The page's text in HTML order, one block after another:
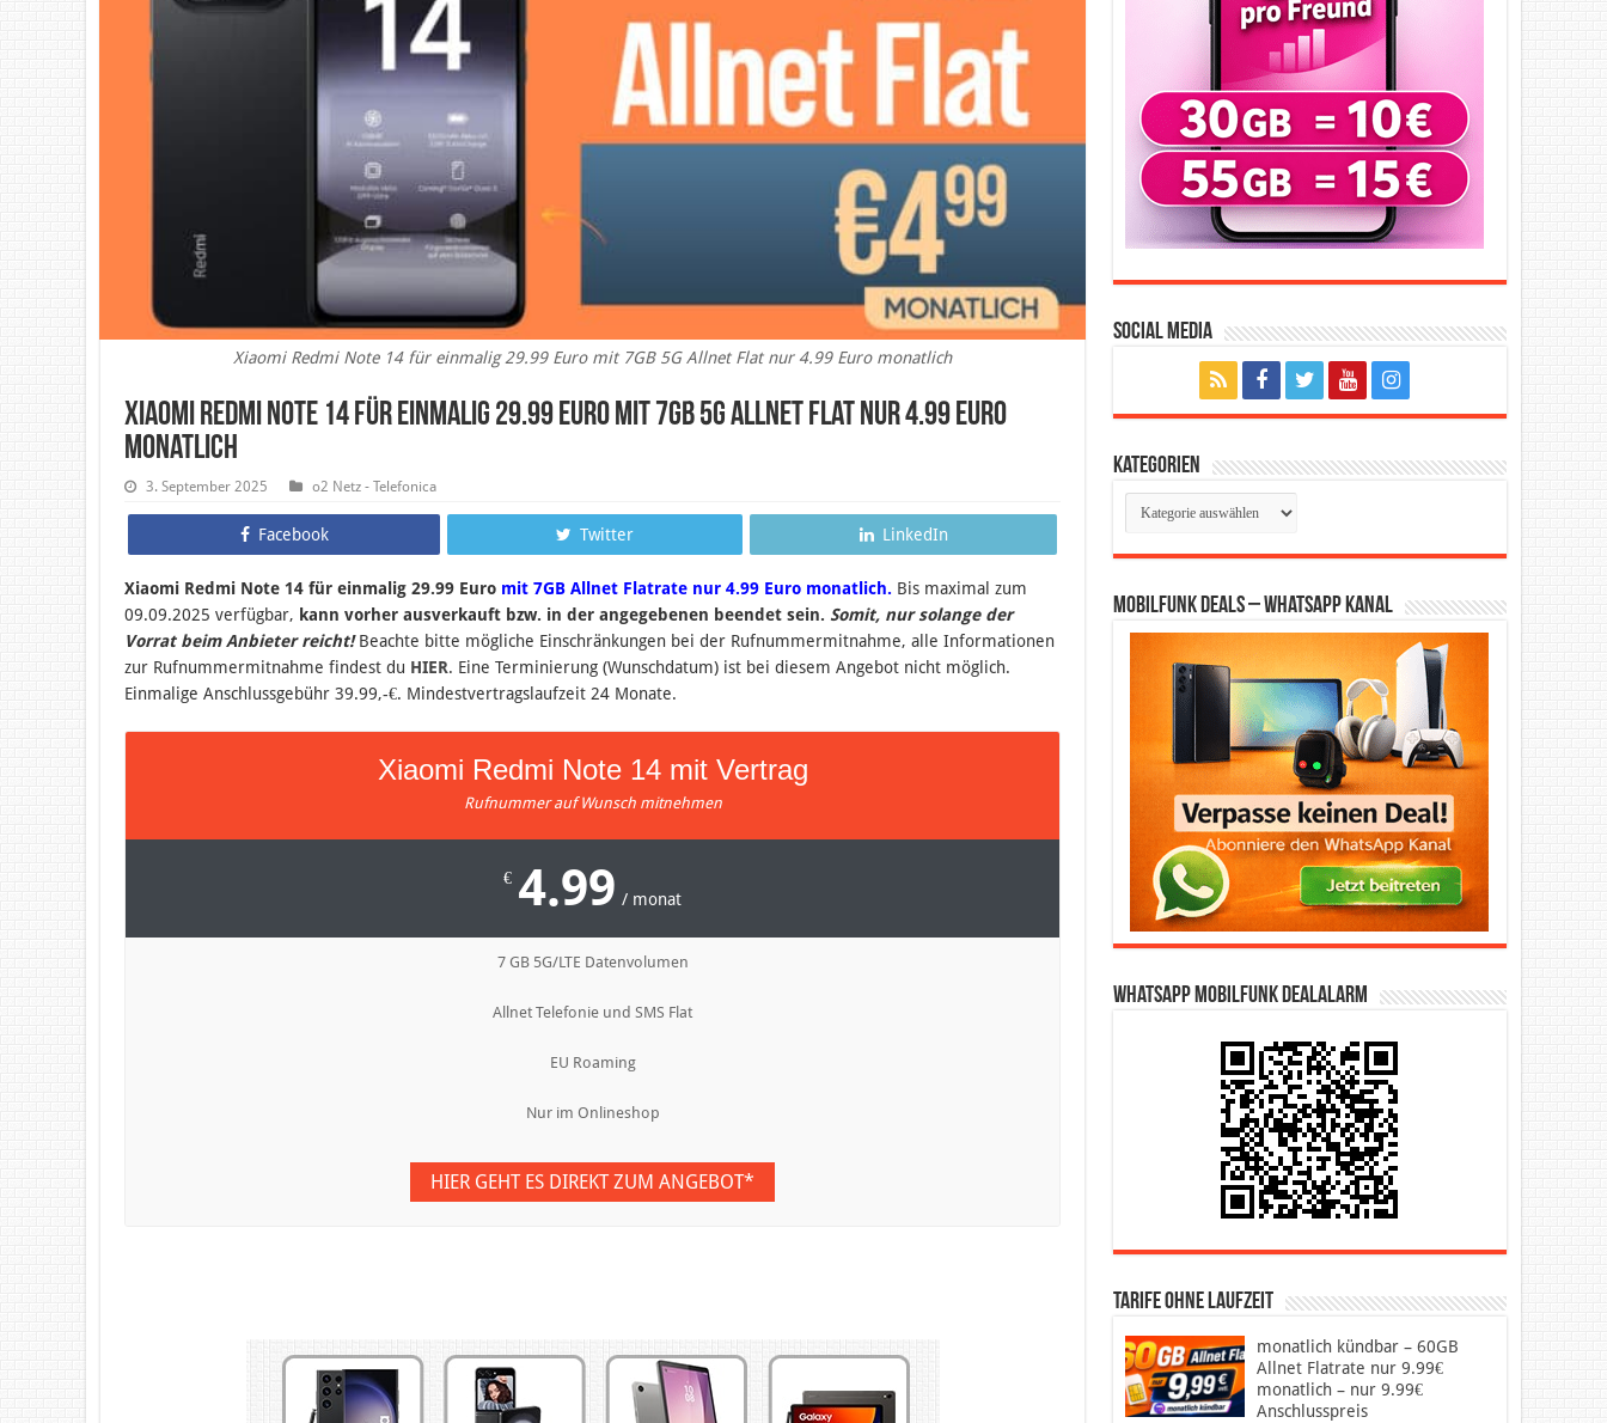
Xiaomi Redmi Note 14 für einmalig 29.99 Euro mit 7GB 5G Allnet Flat nur 4.99 Euro monatlich
Xiaomi Redmi Note 14 für einmalig 29.99 Euro mit 7GB 5G Allnet Flat nur 4.99 Euro
monatlich
3. September 2025 o2 Netz - Telefonica
Facebook Twitter LinkedIn
Xiaomi Redmi Note 14 für einmalig 29.99 Euro mit 7GB Allnet Flatrate nur 4.99 Euro monatlich. Bis maximal zum
09.09.2025 verfügbar, kann vorher ausverkauft bzw. in der angegebenen beendet sein. Somit, nur solange der
Vorrat beim Anbieter reicht!Beachte bitte mögliche Einschränkungen bei der Rufnummermitnahme, alle Informationen
zur Rufnummermitnahme findest du HIER. Eine Terminierung (Wunschdatum) ist bei diesem Angebot nicht möglich.
Einmalige Anschlussgebühr 39.99,-€. Mindestvertragslaufzeit 24 Monate.
Xiaomi Redmi Note 14 mit Vertrag
Rufnummer auf Wunsch mitnehmen
€ 4.99 / monat
7 GB 5G/LTE Datenvolumen
Allnet Telefonie und SMS Flat
EU Roaming
Nur im Onlineshop
HIER GEHT ES DIREKT ZUM ANGEBOT*
Social Media
Kategorien
Kategorien
Mobilfunk Deals – WhatsApp Kanal
WhatsApp Mobilfunk DealAlarm
Tarife ohne Laufzeit
monatlich kündbar – 60GB
Allnet Flatrate nur 9.99€
monatlich – nur 9.99€
Anschlusspreis